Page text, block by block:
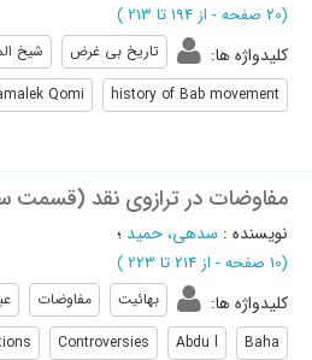
(‎20 صفحه - از 194 تا 213 )
کلیدواژه ها: تاریخ بی غرض شیخ
history of Bab movement
Qomi
مفاوضات در ترازوی نقد (قسمت
نویسنده : سدهی، حمید ؛
(‎10 صفحه - از 214 تا 223 )
کلیدواژه ها: بهائیت مفاوضات
Baha
Abdu l
Controversies